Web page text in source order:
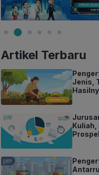
Artikel Terbaru
Jenis,
Kuliah,